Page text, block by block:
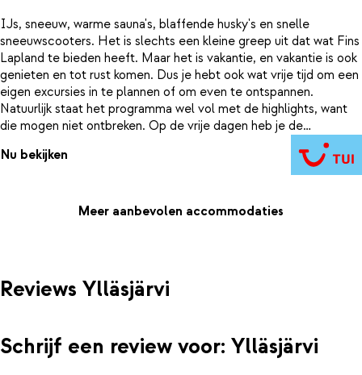
IJs, sneeuw, warme sauna's, blaffende husky's en snelle
sneeuwscooters. Het is slechts een kleine greep uit dat wat Fins
Lapland te bieden heeft. Maar het is vakantie, en vakantie is ook
genieten en tot rust komen. Dus je hebt ook wat vrije tijd om een
eigen excursies in te plannen of om even te ontspannen.
Natuurlijk staat het programma wel vol met de highlights, want
die mogen niet ontbreken. Op de vrije dagen heb je de
mogelijkheid ter plaatse bij de reisleiding een excursie bij te
boeken. Bijkomen doe je bij hotel Ylläsrinne of de Ylläs Holiday
Cabins. Of kies voor luxe en upgrade je kamer naar een Aurora
noorderlicht vanuit je bed.
Nu bekijken
Meer aanbevolen accommodaties
Reviews Ylläsjärvi
Schrijf een review voor: Ylläsjärvi